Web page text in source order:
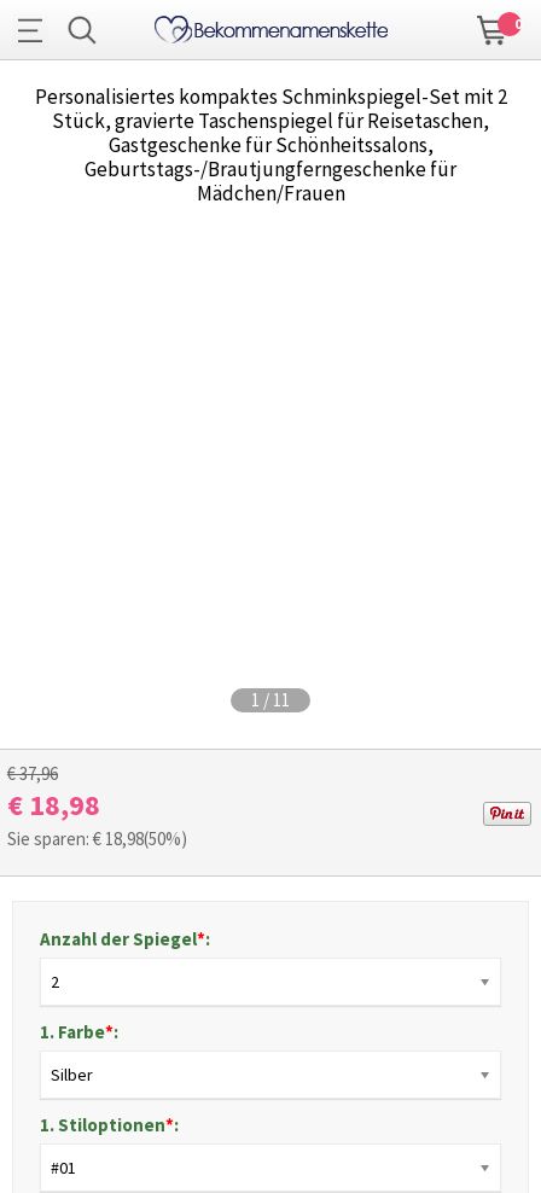
0
Personalisiertes kompaktes Schminkspiegel-Set mit 2
Stück, gravierte Taschenspiegel für Reisetaschen,
Gastgeschenke für Schönheitssalons,
Geburtstags-/Brautjungferngeschenke für
Mädchen/Frauen
1 / 11
€ 37,96
€ 18,98
Sie sparen: € 18,98(50%)
Anzahl der Spiegel*:
2
1. Farbe*:
Silber
1. Stiloptionen*:
#01